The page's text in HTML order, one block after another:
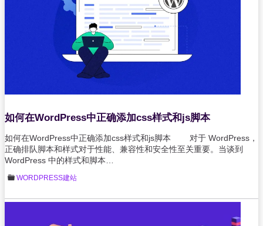
如何在WordPress中正确添加css样式和js脚本
如何在WordPress中正确添加css样式和js脚本 对于 WordPress，
正确排队脚本和样式对于性能、兼容性和安全性至关重要。当谈到
WordPress 中的样式和脚本…
WORDPRESS建站